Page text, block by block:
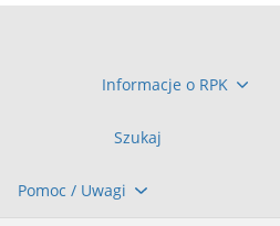
Informacje o RPK
Szukaj
Pomoc / Uwagi